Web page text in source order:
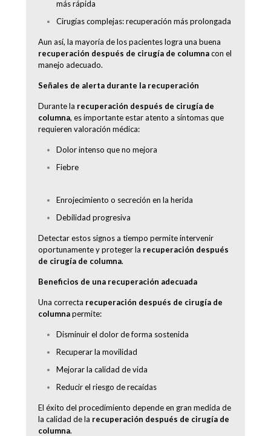
más rápida
Cirugías complejas: recuperación más prolongada
Aun así, la mayoría de los pacientes logra una buena
recuperación después de cirugía de columnacon el
manejo adecuado.
Señales de alerta durante la recuperación
Durante la recuperación después de cirugía de
columna, es importante estar atento a síntomas que
requieren valoración médica:
Dolor intenso que no mejora
Fiebre
Enrojecimiento o secreción en la herida
Debilidad progresiva
Detectar estos signos a tiempo permite intervenir
oportunamente y proteger la recuperación después
de cirugía de columna.
Beneficios de una recuperación adecuada
Una correcta recuperación después de cirugía de
columnapermite:
Disminuir el dolor de forma sostenida
Recuperar la movilidad
Mejorar la calidad de vida
Reducir el riesgo de recaídas
El éxito del procedimiento depende en gran medida de
la calidad de la recuperación después de cirugía de
columna.